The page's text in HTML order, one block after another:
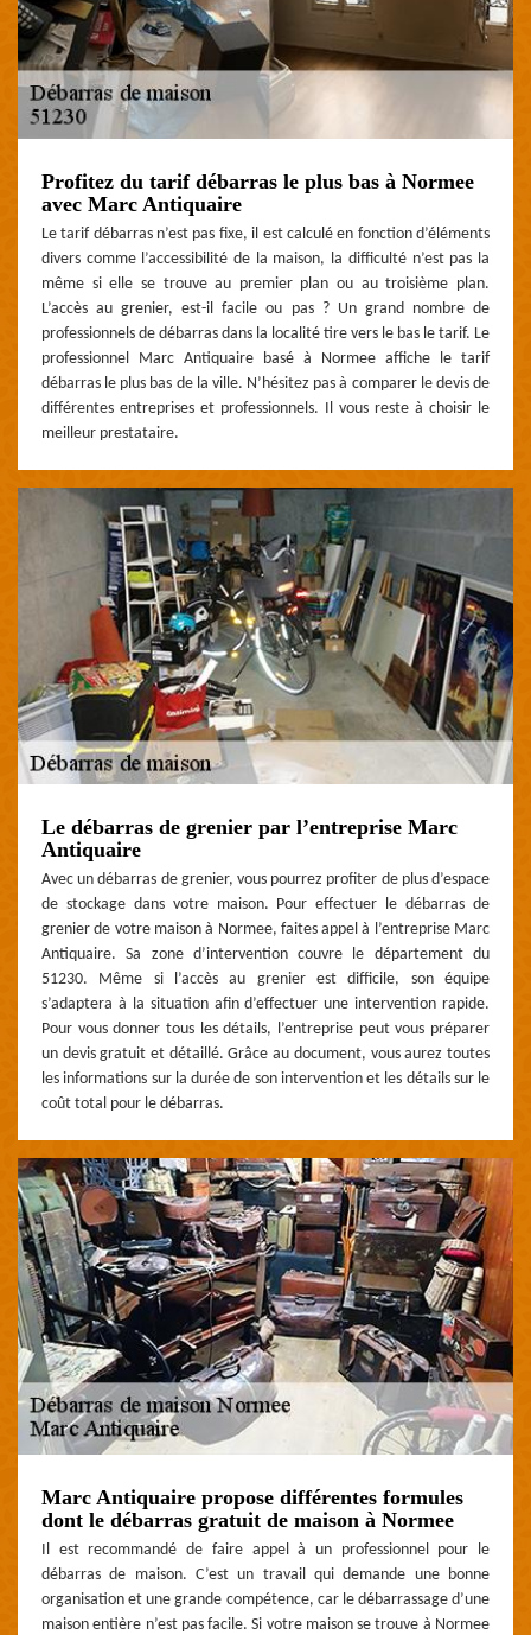
Profitez du tarif débarras le plus bas à Normee
avec Marc Antiquaire
Le tarif débarras n’est pas fixe, il est calculé en fonction d’éléments
divers comme l’accessibilité de la maison, la difficulté n’est pas la
même si elle se trouve au premier plan ou au troisième plan.
L’accès au grenier, est-il facile ou pas ? Un grand nombre de
professionnels de débarras dans la localité tire vers le bas le tarif. Le
professionnel Marc Antiquaire basé à Normee affiche le tarif
débarras le plus bas de la ville. N’hésitez pas à comparer le devis de
différentes entreprises et professionnels. Il vous reste à choisir le
meilleur prestataire.
Le débarras de grenier par l’entreprise Marc
Antiquaire
Avec un débarras de grenier, vous pourrez profiter de plus d’espace
de stockage dans votre maison. Pour effectuer le débarras de
grenier de votre maison à Normee, faites appel à l’entreprise Marc
Antiquaire. Sa zone d’intervention couvre le département du
51230. Même si l’accès au grenier est difficile, son équipe
s’adaptera à la situation afin d’effectuer une intervention rapide.
Pour vous donner tous les détails, l’entreprise peut vous préparer
un devis gratuit et détaillé. Grâce au document, vous aurez toutes
les informations sur la durée de son intervention et les détails sur le
coût total pour le débarras.
Marc Antiquaire propose différentes formules
dont le débarras gratuit de maison à Normee
Il est recommandé de faire appel à un professionnel pour le
débarras de maison. C’est un travail qui demande une bonne
organisation et une grande compétence, car le débarrassage d’une
maison entière n’est pas facile. Si votre maison se trouve à Normee